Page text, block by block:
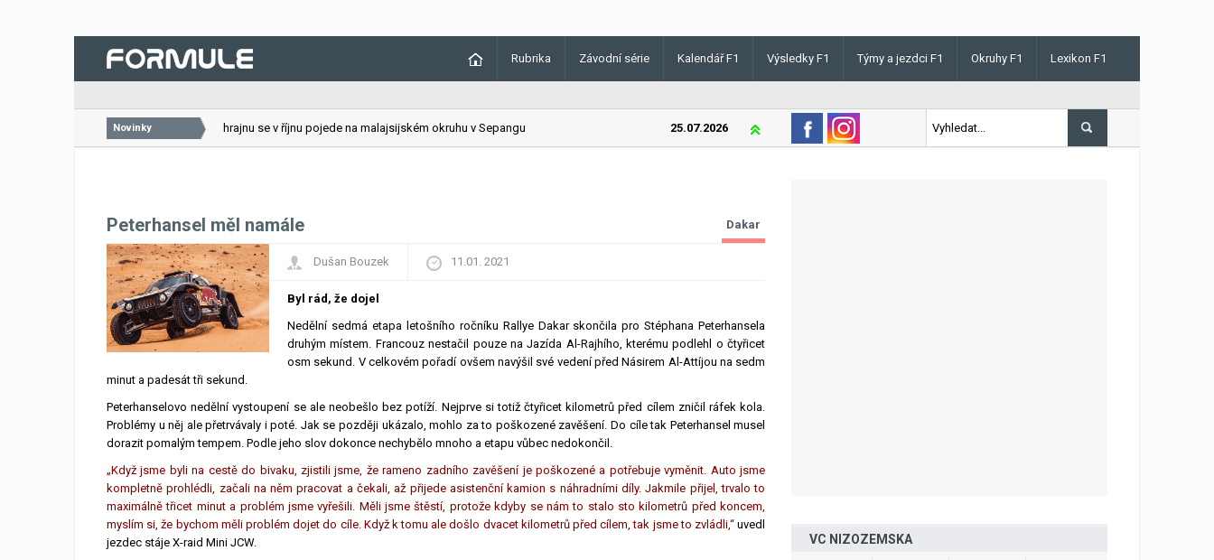
Rubrika Závodní série Kalendář F1 Výsledky F1 Týmy a jezdci F1 Okruhy F1 Lexikon F1
Novinky
26.07.2026 VC Bahrajnu se v říjnu pojede na malajsijském okruhu v Sepangu 25.07.2026 Lando Norris v Maďarsku letos poprvé vyhrál kvalifikaci
Peterhansel měl namále Dakar
Dušan Bouzek 11.01. 2021
Byl rád, že dojel
Nedělní sedmá etapa letošního ročníku Rallye Dakar skončila pro Stéphana Peterhansela
druhým místem. Francouz nestačil pouze na Jazída Al-Rajhího, kterému podlehl o čtyřicet
osm sekund. V celkovém pořadí ovšem navýšil své vedení před Násirem Al-Attíjou na sedm
minut a padesát tři sekund.
Peterhanselovo nedělní vystoupení se ale neobešlo bez potíží. Nejprve si totiž čtyřicet kilometrů před cílem zničil ráfek kola.
Problémy u něj ale přetrvávaly i poté. Jak se později ukázalo, mohlo za to poškozené zavěšení. Do cíle tak Peterhansel musel
dorazit pomalým tempem. Podle jeho slov dokonce nechybělo mnoho a etapu vůbec nedokončil.
„Když jsme byli na cestě do bivaku, zjistili jsme, že rameno zadního zavěšení je poškozené a potřebuje vyměnit. Auto jsme
kompletně prohlédli, začali na něm pracovat a čekali, až přijede asistenční kamion s náhradními díly. Jakmile přijel, trvalo to
maximálně třicet minut a problém jsme vyřešili. Měli jsme štěstí, protože kdyby se nám to stalo sto kilometrů před koncem,
myslím si, že bychom měli problém dojet do cíle. Když k tomu ale došlo dvacet kilometrů před cílem, tak jsme to zvládli,“ uvedl
jezdec stáje X-raid Mini JCW.
VC NIZOZEMSKA